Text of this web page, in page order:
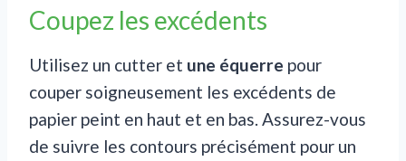
Coupez les excédents
Utilisez un cutter et une équerre pour
couper soigneusement les excédents de
papier peint en haut et en bas. Assurez-vous
de suivre les contours précisément pour un